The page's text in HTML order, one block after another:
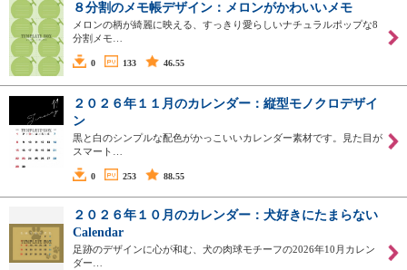
８分割のメモ帳デザイン：メロンがかわいいメモ
メロンの柄が綺麗に映える、すっきり愛らしいナチュラルポップな8
分割メモ…
0 133 46.55
２０２６年１１月のカレンダー：縦型モノクロデザイ
ン
黒と白のシンプルな配色がかっこいいカレンダー素材です。見た目が
スマート…
0 253 88.55
２０２６年１０月のカレンダー：犬好きにたまらない
Calendar
足跡のデザインに心が和む、犬の肉球モチーフの2026年10月カレン
ダー…